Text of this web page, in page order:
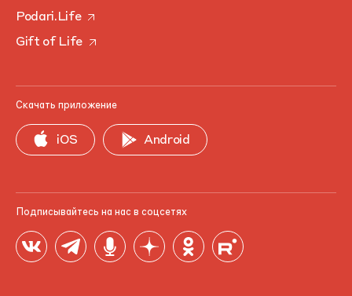
Podari.Life
Gift of Life
Скачать приложение
iOS Android
Подписывайтесь на нас в соцсетях